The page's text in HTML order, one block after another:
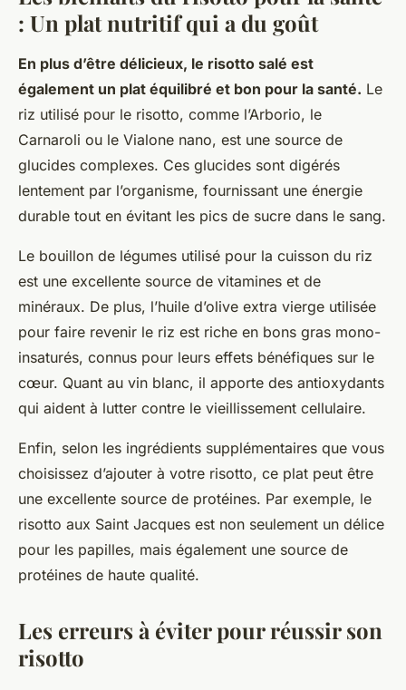
: Un plat nutritif qui a du goût
En plus d’être délicieux, le risotto salé est
également un plat équilibré et bon pour la santé. Le
riz utilisé pour le risotto, comme l’Arborio, le
Carnaroli ou le Vialone nano, est une source de
glucides complexes. Ces glucides sont digérés
lentement par l’organisme, fournissant une énergie
durable tout en évitant les pics de sucre dans le sang.
Le bouillon de légumes utilisé pour la cuisson du riz
est une excellente source de vitamines et de
minéraux. De plus, l’huile d’olive extra vierge utilisée
pour faire revenir le riz est riche en bons gras mono-
insaturés, connus pour leurs effets bénéfiques sur le
cœur. Quant au vin blanc, il apporte des antioxydants
qui aident à lutter contre le vieillissement cellulaire.
Enfin, selon les ingrédients supplémentaires que vous
choisissez d’ajouter à votre risotto, ce plat peut être
une excellente source de protéines. Par exemple, le
risotto aux Saint Jacques est non seulement un délice
pour les papilles, mais également une source de
protéines de haute qualité.
Les erreurs à éviter pour réussir son
risotto